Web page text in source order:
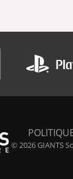
© 2026 GIANTS